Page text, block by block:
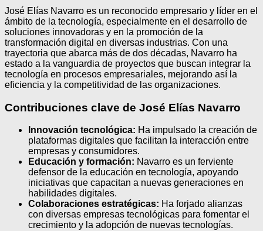
José Elías Navarro es un reconocido empresario y líder en el
ámbito de la tecnología, especialmente en el desarrollo de
soluciones innovadoras y en la promoción de la
transformación digital en diversas industrias. Con una
trayectoria que abarca más de dos décadas, Navarro ha
estado a la vanguardia de proyectos que buscan integrar la
tecnología en procesos empresariales, mejorando así la
eficiencia y la competitividad de las organizaciones.
Contribuciones clave de José Elías Navarro
Innovación tecnológica: Ha impulsado la creación de
plataformas digitales que facilitan la interacción entre
empresas y consumidores.
Educación y formación: Navarro es un ferviente
defensor de la educación en tecnología, apoyando
iniciativas que capacitan a nuevas generaciones en
habilidades digitales.
Colaboraciones estratégicas: Ha forjado alianzas
con diversas empresas tecnológicas para fomentar el
crecimiento y la adopción de nuevas tecnologías.